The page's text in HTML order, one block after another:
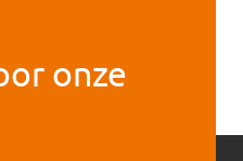
onze